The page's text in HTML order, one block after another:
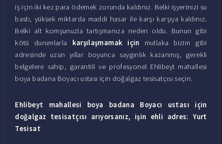
iş için iki kez para ödemek zorunda kaldınız. Belki işyerinizi su
bastı, yüksek miktarda maddi hasar ile karşı karşıya kaldınız.
Belki alt komşunuzla tartışmanıza neden oldu. Bunun gibi
kötü durumlarla karşılaşmamak için mutlaka bizim gibi
adresinde uzun yıllar boyunca saygınlık kazanmış, gerekli
belgelere sahip, garantili ve profesyonel Ehlibeyt mahallesi
boya badana Boyacı ustası için doğalgaz tesisatçısı seçin.
Ehlibeyt mahallesi boya badana Boyacı ustası için
doğalgaz tesisatçısı arıyorsanız, işin ehli adres: Yurt
Tesisat